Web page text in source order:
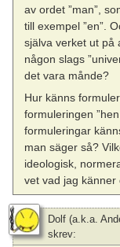
av ordet ”man”,
till exempel ”en”.
själva verket ut på
någon slags
det vara månde?
Hur känns
formuleringen
formuleringar
man säger så?
ideologisk,
vet vad jag känner
Dolf (a.k.a.
skrev: